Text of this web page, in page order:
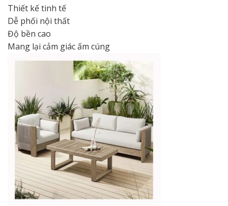
Thiết kế tinh tế
Dễ phối nội thất
Độ bền cao
Mang lại cảm giác ấm cúng